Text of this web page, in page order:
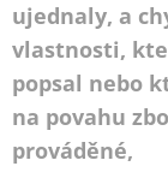
ujednaly, a
vlastnosti,
popsal nebo
na povahu
prováděné,